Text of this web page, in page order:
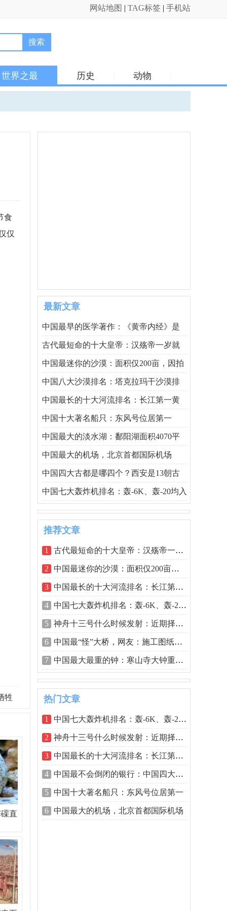
网站地图 | TAG标签 | 手机站
搜索
世界之最 历史
动物
食
仅
牲
直
最新文章
中国最早的医学著作：《黄帝内经》是
古代最短命的十大皇帝：汉殇帝一岁就
中国最迷你的沙漠：面积仅200亩，因拍
中国八大沙漠排名：塔克拉玛干沙漠排
中国最长的十大河流排名：长江第一黄
中国十大著名船只：东风号位居第一
中国最大的淡水湖：鄱阳湖面积4070平
中国最大的机场，北京首都国际机场
中国四大古都是哪四个？西安是13朝古
中国七大轰炸机排名：轰-6K、轰-20均入
推荐文章
1 古代最短命的十大皇帝：汉殇帝一岁就夭
2 中国最迷你的沙漠：面积仅200亩，因拍电
3 中国最长的十大河流排名：长江第一黄河
4 中国七大轰炸机排名：轰-6K、轰-20均入榜
5 神舟十三号什么时候发射：近期择机发射
6 中国最“怪”大桥，网友：施工图纸拿反
7 中国最大最重的钟：寒山寺大钟重108吨
热门文章
1 中国七大轰炸机排名：轰-6K、轰-20均入榜
2 神舟十三号什么时候发射：近期择机发射
3 中国最长的十大河流排名：长江第一黄河
4 中国最不会倒闭的银行：中国四大行榜上
5 中国十大著名船只：东风号位居第一
6 中国最大的机场，北京首都国际机场